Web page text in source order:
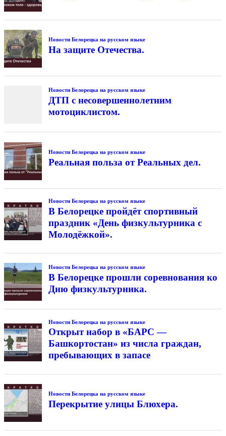
Новости Белорецка на русском языке
На защите Отечества.
Новости Белорецка на русском языке
ДТП с несовершеннолетним
мотоциклистом.
Новости Белорецка на русском языке
Реальная польза от Реальных дел.
Новости Белорецка на русском языке
В Белорецке пройдёт спортивный
праздник «День физкультурника с
Молодёжкой».
Новости Белорецка на русском языке
В Белорецке прошли соревнования ко
Дню физкультурника.
Новости Белорецка на русском языке
Открыт набор в «БАРС —
Башкортостан» из числа граждан,
пребывающих в запасе
Новости Белорецка на русском языке
Перекрытие улицы Блюхера.